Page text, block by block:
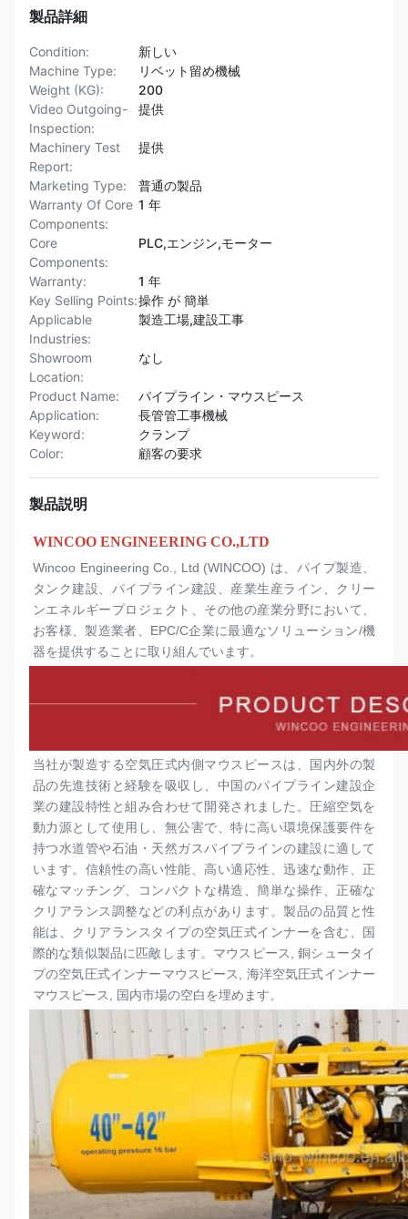
製品詳細
Condition:
新しい
Machine Type:
リベット留め機械
Weight (KG):
200
Video Outgoing-
Inspection:
提供
Machinery Test
Report:
提供
Marketing Type:
普通の製品
Warranty Of Core
Components:
1 年
Core
Components:
PLC,エンジン,モーター
Warranty:
1 年
Key Selling Points:操作 が 簡単
Applicable
Industries:
製造工場,建設工事
Showroom
Location:
なし
Product Name:
パイプライン・マウスピース
Application:
長管管工事機械
Keyword:
クランプ
Color:
顧客の要求
製品説明
WINCOO ENGINEERING CO.,LTD
Wincoo Engineering Co., Ltd (WINCOO) は、パイプ製造、
タンク建設、パイプライン建設、産業生産ライン、クリー
ンエネルギープロジェクト、その他の産業分野において、
お客様、製造業者、EPC/C企業に最適なソリューション/機
器を提供することに取り組んでいます。
当社が製造する空気圧式内側マウスピースは、国内外の製
品の先進技術と経験を吸収し、中国のパイプライン建設企
業の建設特性と組み合わせて開発されました。圧縮空気を
動力源として使用し、無公害で、特に高い環境保護要件を
持つ水道管や石油・天然ガスパイプラインの建設に適して
います。信頼性の高い性能、高い適応性、迅速な動作、正
確なマッチング、コンパクトな構造、簡単な操作、正確な
クリアランス調整などの利点があります。製品の品質と性
能は、クリアランスタイプの空気圧式インナーを含む、国
際的な類似製品に匹敵します。 マウスピース
, 銅シュータイ
プの空気圧式インナーマウスピース
, 海洋空気圧式インナー
マウスピース
, 国内市場の空白を埋めます。